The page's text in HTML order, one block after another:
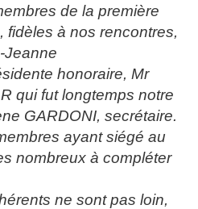
de la première
fidèles à nos rencontres,
Jeanne
honoraire, Mr
qui fut longtemps notre
GARDONI, secrétaire.
ayant siégé au
nombreux à compléter
ne sont pas loin,